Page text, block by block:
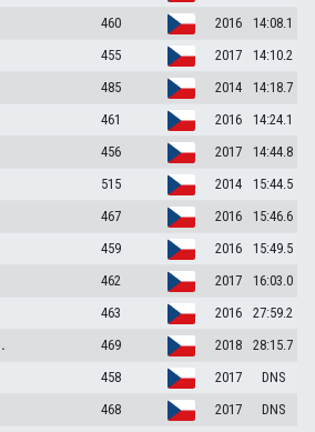
460 2016
14:08.1
455 2017
14:10.2
485 2014
14:18.7
461 2016
14:24.1
456 2017
14:44.8
515 2014
15:44.5
467 2016
15:46.6
459 2016
15:49.5
462 2017
16:03.0
463 2016
27:59.2
469 2018
28:15.7
458 2017
DNS
468 2017
DNS